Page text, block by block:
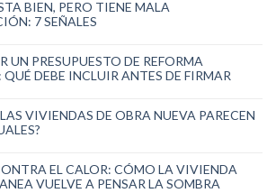
BIEN, PERO TIENE MALA
7 SEÑALES
UN PRESUPUESTO DE REFORMA
DEBE INCLUIR ANTES DE FIRMAR
VIVIENDAS DE OBRA NUEVA PARECEN
EL CALOR: CÓMO LA VIVIENDA
VUELVE A PENSAR LA SOMBRA